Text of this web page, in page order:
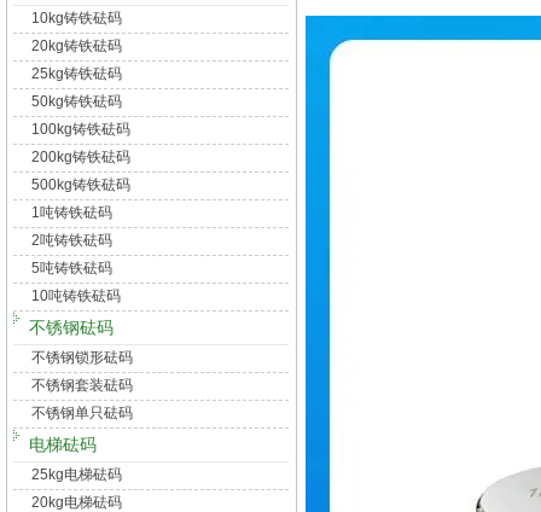
10kg铸铁砝码
20kg铸铁砝码
25kg铸铁砝码
50kg铸铁砝码
100kg铸铁砝码
200kg铸铁砝码
500kg铸铁砝码
1吨铸铁砝码
2吨铸铁砝码
5吨铸铁砝码
10吨铸铁砝码
不锈钢砝码
不锈钢锁形砝码
不锈钢套装砝码
不锈钢单只砝码
电梯砝码
25kg电梯砝码
20kg电梯砝码